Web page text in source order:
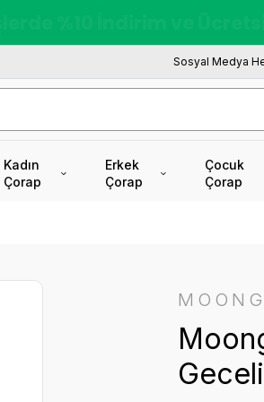
Sosyal Medya
Kadın
Çorap
Erkek
Çorap
Çocuk
Çorap